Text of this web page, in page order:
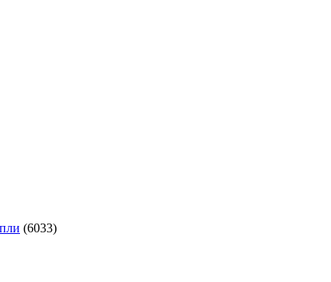
(6033)